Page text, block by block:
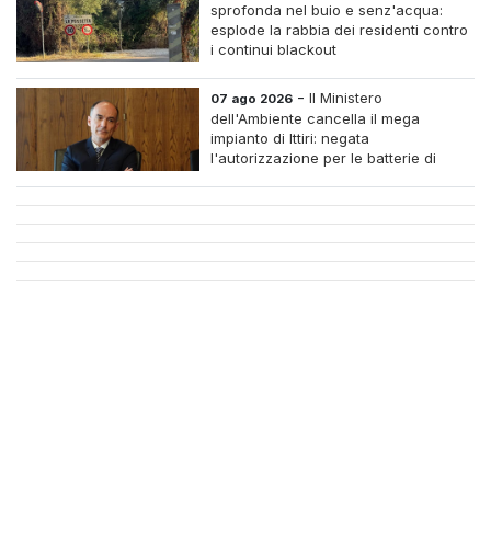
sprofonda nel buio e senz'acqua:
esplode la rabbia dei residenti contro
i continui blackout
07 ago 2026 -Il Ministero
dell'Ambiente cancella il mega
impianto di Ittiri: negata
l'autorizzazione per le batterie di